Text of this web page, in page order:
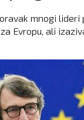
mnogi lideri
Evropu, ali